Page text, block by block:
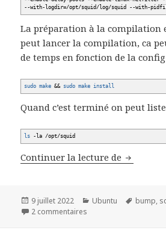
--with-logdir=/opt/squid/ log/squid --with-
La préparation à la compilation
peut lancer la compilation, ca
de temps en fonction de la
sudo make && sudo make install
Quand c’est terminé on peut
ls -la /opt/squid
Continuer la lecture de
Publié
le
9 juillet 2022 Catégories
Ubuntu
Mots-
bump,
2 commentaires